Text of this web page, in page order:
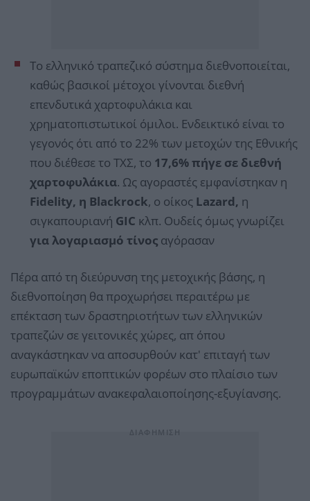
Το ελληνικό τραπεζικό σύστημα διεθνοποιείται,
καθώς βασικοί μέτοχοι γίνονται διεθνή
επενδυτικά χαρτοφυλάκια και
χρηματοπιστωτικοί όμιλοι. Ενδεικτικό είναι το
γεγονός ότι από το 22% των μετοχών της Εθνικής
που διέθεσε το ΤΧΣ, το 17,6% πήγε σε διεθνή
χαρτοφυλάκια. Ως αγοραστές εμφανίστηκαν η
Fidelity, η Blackrock, ο οίκος Lazard, η
σιγκαπουριανή GIC κλπ. Ουδείς όμως γνωρίζει
για λογαριασμό τίνος αγόρασαν
Πέρα από τη διεύρυνση της μετοχικής βάσης, η
διεθνοποίηση θα προχωρήσει περαιτέρω με
επέκταση των δραστηριοτήτων των ελληνικών
τραπεζών σε γειτονικές χώρες, απ όπου
αναγκάστηκαν να αποσυρθούν κατ' επιταγή των
ευρωπαϊκών εποπτικών φορέων στο πλαίσιο των
προγραμμάτων ανακεφαλαιοποίησης-εξυγίανσης.